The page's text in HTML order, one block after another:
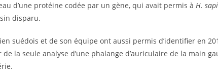
d’une protéine codée par un gène, qui avait permis à H.
disparu.
suédois et de son équipe ont aussi permis d’identifier en
de la seule analyse d’une phalange d’auriculaire de la main